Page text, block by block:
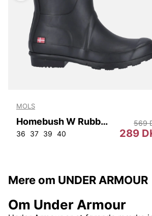
MOLS
Homebush W Rubber Boot
36 37 39 40 289
569
Mere om UNDER ARMOUR
Om Under Armour